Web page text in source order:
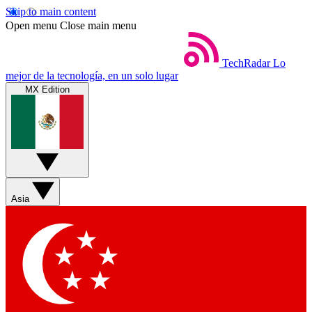
Skip to main content
Open menu Close main menu
TechRadar Lo
mejor de la tecnología, en un solo lugar
MX Edition
Asia